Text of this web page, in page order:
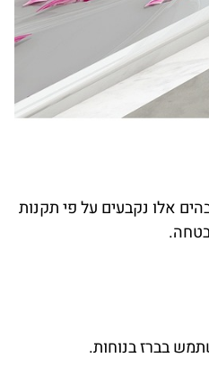
אלו נקבעים על פי תקנות